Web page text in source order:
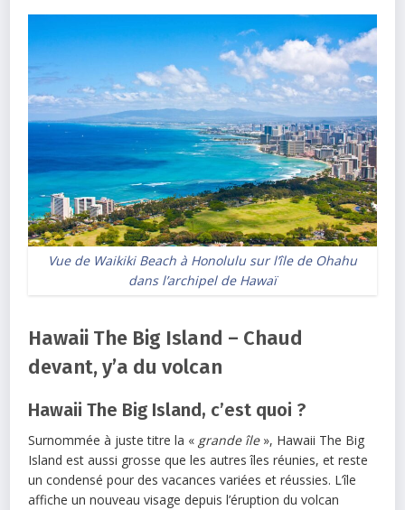
Vue de Waikiki Beach à Honolulu sur l’île de Ohahu
dans l’archipel de Hawaï
Hawaii The Big Island – Chaud
devant, y’a du volcan
Hawaii The Big Island, c’est quoi ?
Surnommée à juste titre la « grande île», Hawaii The Big
Island est aussi grosse que les autres îles réunies, et reste
un condensé pour des vacances variées et réussies. L’île
affiche un nouveau visage depuis l’éruption du volcan